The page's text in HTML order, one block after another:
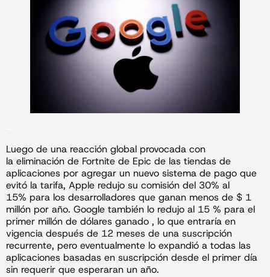
Luego de una reacción global provocada con
la eliminación de Fortnite de Epic de las tiendas de
aplicaciones por agregar un nuevo sistema de pago que
evitó la tarifa, Apple redujo su comisión del 30% al
15% para los desarrolladores que ganan menos de $ 1
millón por año. Google también lo redujo al 15 % para el
primer millón de dólares ganado , lo que entraría en
vigencia después de 12 meses de una suscripción
recurrente, pero eventualmente lo expandió a todas las
aplicaciones basadas en suscripción desde el primer día
sin requerir que esperaran un año.